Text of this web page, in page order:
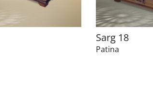
Sarg 18
Patina